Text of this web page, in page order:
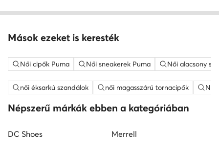
Mások ezeket is keresték
Női cipők Puma Női sneakerek Puma Női alacsony
női éksarkú szandálok női magasszárú tornacipők
Népszerű márkák ebben a kategóriában
DC Shoes Merrell